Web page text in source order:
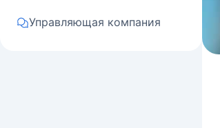
Управляющая компания